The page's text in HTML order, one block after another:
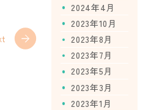
2024年4月
2023年10月
2023年8月
2023年7月
2023年5月
2023年3月
2023年1月